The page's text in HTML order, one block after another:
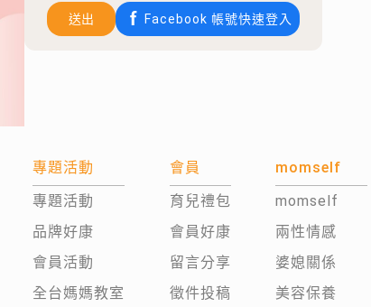
送出 Facebook 帳號快速登入
專題活動
專題活動
品牌好康
會員活動
全台媽媽教室
會員
育兒禮包
會員好康
留言分享
徵件投稿
momself
momself
兩性情感
婆媳關係
美容保養